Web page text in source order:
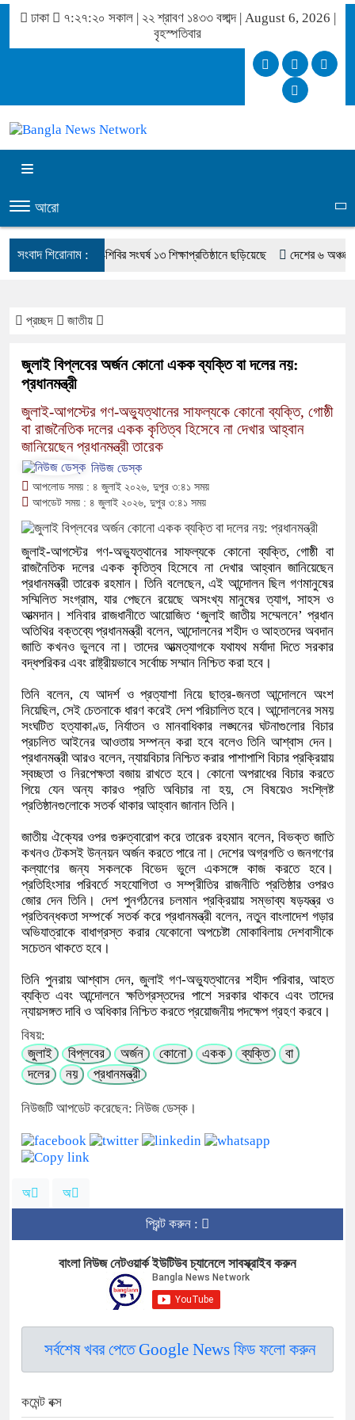
ঢাকা ৭:২৭:২০ সকাল| ২২ শ্রাবণ ১৪৩৩ বঙ্গাব্দ | August 6, 2026 |
বৃহস্পতিবার
আরো
সংবাদ শিরোনাম :
ছাত্রদল-শিবির সংঘর্ষ ১৩ শিক্ষাপ্রতিষ্ঠানে ছড়িয়েছে দেশের ৬ অঞ্চলে ঝড়-
প্রচ্ছদ জাতীয়
জুলাই বিপ্লবের অর্জন কোনো একক ব্যক্তি বা দলের নয়:
প্রধানমন্ত্রী
জুলাই-আগস্টের গণ-অভ্যুত্থানের সাফল্যকে কোনো ব্যক্তি, গোষ্ঠী
বা রাজনৈতিক দলের একক কৃতিত্ব হিসেবে না দেখার আহ্বান
জানিয়েছেন প্রধানমন্ত্রী তারেক
নিউজ ডেস্ক
আপলোড সময় : ৪ জুলাই ২০২৬, দুপুর ৩:৪১ সময়
আপডেট সময় : ৪ জুলাই ২০২৬, দুপুর ৩:৪১ সময়
জুলাই-আগস্টের গণ-অভ্যুত্থানের সাফল্যকে কোনো ব্যক্তি, গোষ্ঠী বা
রাজনৈতিক দলের একক কৃতিত্ব হিসেবে না দেখার আহ্বান জানিয়েছেন
প্রধানমন্ত্রী তারেক রহমান। তিনি বলেছেন, এই আন্দোলন ছিল গণমানুষের
সম্মিলিত সংগ্রাম, যার পেছনে রয়েছে অসংখ্য মানুষের ত্যাগ, সাহস ও
আত্মদান। শনিবার রাজধানীতে আয়োজিত ‘জুলাই জাতীয় সম্মেলনে’ প্রধান
অতিথির বক্তব্যে প্রধানমন্ত্রী বলেন, আন্দোলনের শহীদ ও আহতদের অবদান
জাতি কখনও ভুলবে না। তাদের আত্মত্যাগকে যথাযথ মর্যাদা দিতে সরকার
বদ্ধপরিকর এবং রাষ্ট্রীয়ভাবে সর্বোচ্চ সম্মান নিশ্চিত করা হবে।
তিনি বলেন, যে আদর্শ ও প্রত্যাশা নিয়ে ছাত্র-জনতা আন্দোলনে অংশ
নিয়েছিল, সেই চেতনাকে ধারণ করেই দেশ পরিচালিত হবে। আন্দোলনের সময়
সংঘটিত হত্যাকাণ্ড, নির্যাতন ও মানবাধিকার লঙ্ঘনের ঘটনাগুলোর বিচার
প্রচলিত আইনের আওতায় সম্পন্ন করা হবে বলেও তিনি আশ্বাস দেন।
প্রধানমন্ত্রী আরও বলেন, ন্যায়বিচার নিশ্চিত করার পাশাপাশি বিচার প্রক্রিয়ায়
স্বচ্ছতা ও নিরপেক্ষতা বজায় রাখতে হবে। কোনো অপরাধের বিচার করতে
গিয়ে যেন অন্য কারও প্রতি অবিচার না হয়, সে বিষয়েও সংশ্লিষ্ট
প্রতিষ্ঠানগুলোকে সতর্ক থাকার আহ্বান জানান তিনি।
জাতীয় ঐক্যের ওপর গুরুত্বারোপ করে তারেক রহমান বলেন, বিভক্ত জাতি
কখনও টেকসই উন্নয়ন অর্জন করতে পারে না। দেশের অগ্রগতি ও জনগণের
কল্যাণের জন্য সকলকে বিভেদ ভুলে একসঙ্গে কাজ করতে হবে।
প্রতিহিংসার পরিবর্তে সহযোগিতা ও সম্প্রীতির রাজনীতি প্রতিষ্ঠার ওপরও
জোর দেন তিনি। দেশ পুনর্গঠনের চলমান প্রক্রিয়ায় সম্ভাব্য ষড়যন্ত্র ও
প্রতিবন্ধকতা সম্পর্কে সতর্ক করে প্রধানমন্ত্রী বলেন, নতুন বাংলাদেশ গড়ার
অভিযাত্রাকে বাধাগ্রস্ত করার যেকোনো অপচেষ্টা মোকাবিলায় দেশবাসীকে
সচেতন থাকতে হবে।
তিনি পুনরায় আশ্বাস দেন, জুলাই গণ-অভ্যুত্থানের শহীদ পরিবার, আহত
ব্যক্তি এবং আন্দোলনে ক্ষতিগ্রস্তদের পাশে সরকার থাকবে এবং তাদের
ন্যায়সঙ্গত দাবি ও অধিকার নিশ্চিত করতে প্রয়োজনীয় পদক্ষেপ গ্রহণ করবে।
বিষয়:
জুলাই
বিপ্লবের অর্জন কোনো একক ব্যক্তি
বা
দলের
নয় প্রধানমন্ত্রী
নিউজটি আপডেট করেছেন: নিউজ ডেস্ক।
অ অ
প্রিন্ট করুন :
বাংলা নিউজ নেটওয়ার্ক ইউটিউব চ্যানেলে সাবস্ক্রাইব করুন
সর্বশেষ খবর পেতে Google News ফিড ফলো করুন
কমেন্ট বক্স